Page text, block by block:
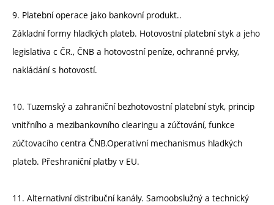
9. Platební operace jako bankovní produkt..
Základní formy hladkých plateb. Hotovostní platební styk a jeho
legislativa c ČR., ČNB a hotovostní peníze, ochranné prvky,
nakládání s hotovostí.
10. Tuzemský a zahraniční bezhotovostní platební styk, princip
vnitřního a mezibankovního clearingu a zúčtování, funkce
zúčtovacího centra ČNB.Operativní mechanismus hladkých
plateb. Přeshraniční platby v EU.
11. Alternativní distribuční kanály. Samoobslužný a technický